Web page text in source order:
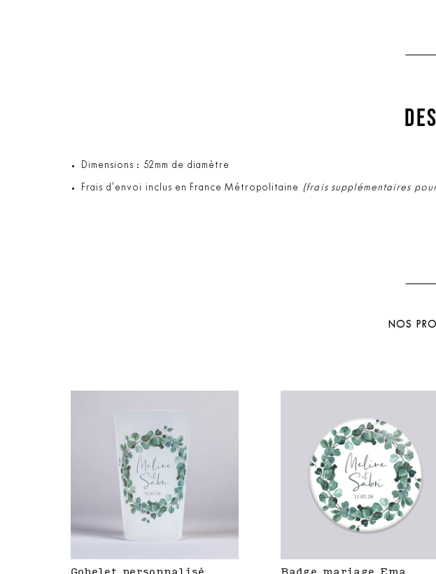
Dimensions : 52mm de diamètre
Frais d'envoi inclus en France Métropolitaine (frais supplémentaires
NOS